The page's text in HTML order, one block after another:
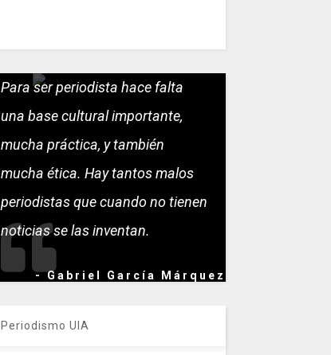
Para ser periodista hace falta
una base cultural importante,
mucha práctica, y también
mucha ética. Hay tantos malos
periodistas que cuando no tienen
noticias se las inventan.
- Gabriel García Márquez
Periodismo UIA